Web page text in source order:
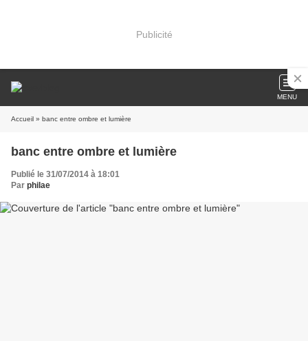
Publicité
MENU
Accueil » banc entre ombre et lumière
banc entre ombre et lumière
Publié le 31/07/2014 à 18:01
Par philae